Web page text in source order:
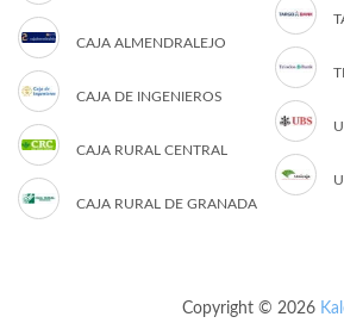
CAJA ALMENDRALEJO
CAJA DE INGENIEROS
CAJA RURAL CENTRAL
CAJA RURAL DE GRANADA
Copyright © 2026